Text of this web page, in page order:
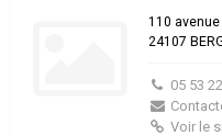
110
24107
05 53
Voir le